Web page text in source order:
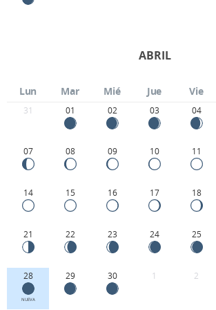
ABRIL
Lun Mar Mié Jue Vie
31 01 02 03 04
07 08 09 10 11
14 15 16 17 18
21 22 23 24 25
28
NUEVA
29 30 1 2